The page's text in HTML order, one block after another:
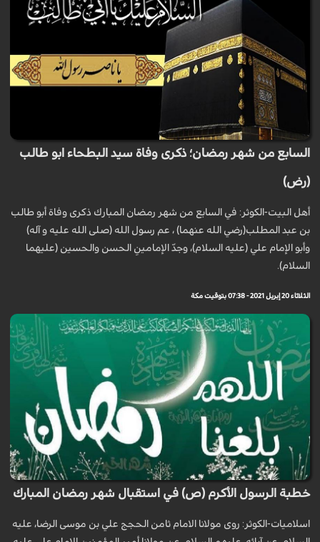
السابع من شهر رمضان؛ ذكرى وفاة سيد البطحاء ابو طالب
(رض)
أهل البيت-الكوثر: في السابع من شهر رمضان المبارك ذكری وفاة أبو طالب
بن عبد المطلب(رضي الله عنهما) ، عم رسول الله (صلی الله علیه و آله)
وأبو الإمام علي (عليه السلام)، وجدّ الإمامينِ الحسن والحسين (عليهما
السلام).
الثلاثاء 20 إبريل 2021 - 07:38 بتوقيت مكة
خطبة الرسول الأكرم (ص) في استقبال شهر رمضان المبارك
اسلاميات-الكوثر: روى مولانا الامام ثامن الحجج علي بن موسى الرضا، عليه